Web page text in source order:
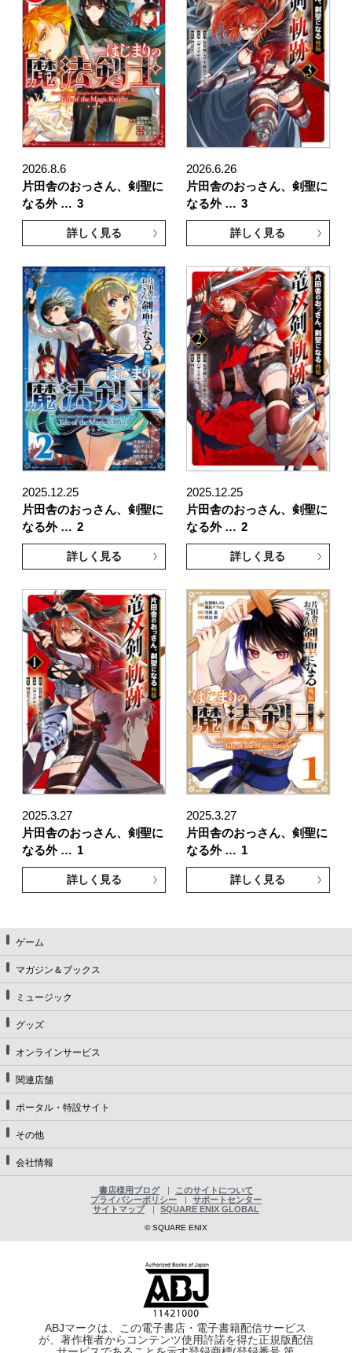
2026.8.6
片田舎のおっさん、剣聖に
なる外 … 3
詳しく見る
2026.6.26
片田舎のおっさん、剣聖に
なる外 … 3
詳しく見る
2025.12.25
片田舎のおっさん、剣聖に
なる外 … 2
詳しく見る
2025.12.25
片田舎のおっさん、剣聖に
なる外 … 2
詳しく見る
2025.3.27
片田舎のおっさん、剣聖に
なる外 … 1
詳しく見る
2025.3.27
片田舎のおっさん、剣聖に
なる外 … 1
詳しく見る
ゲーム
マガジン＆ブックス
ミュージック
グッズ
オンラインサービス
関連店舗
ポータル・特設サイト
その他
会社情報
書店様用ブログ
このサイトについて
プライバシーポリシー
サポートセンター
サイトマップ
SQUARE ENIX GLOBAL
© SQUARE ENIX
ABJマークは、この電子書店・電子書籍配信サービス
が、著作権者からコンテンツ使用許諾を得た正規版配信